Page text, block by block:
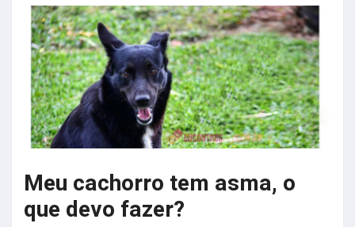
Meu cachorro tem asma, o
que devo fazer?